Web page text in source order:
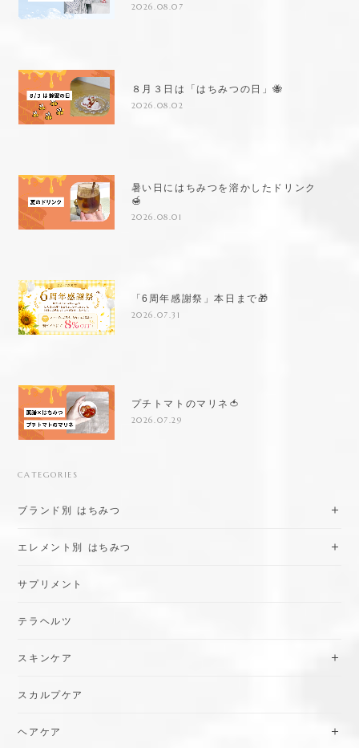
2026.08.07
８月３日は「はちみつの日」🐝
2026.08.02
暑い日にはちみつを溶かしたドリンク
🍯
2026.08.01
「6周年感謝祭」本日まで🎁
2026.07.31
プチトマトのマリネ🍅
2026.07.29
CATEGORIES
ブランド別 はちみつ
エレメント別 はちみつ
サプリメント
テラヘルツ
スキンケア
スカルプケア
ヘアケア